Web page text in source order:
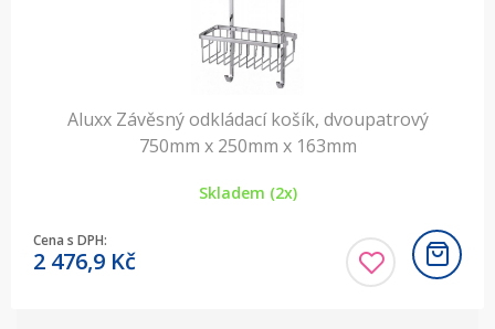
Aluxx Závěsný odkládací košík, dvoupatrový
750mm x 250mm x 163mm
Skladem (2x)
Cena s DPH:
2 476,9 Kč